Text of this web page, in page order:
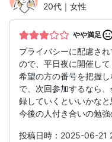
20代｜女性
やや満足
プライバシーに配慮さ
ので、平日夜に開催して
希望の方の番号を把握
で、次回参加するなら
録していくといいかなと
今後の人付き合いの勉強
投稿日時：2025-06-21